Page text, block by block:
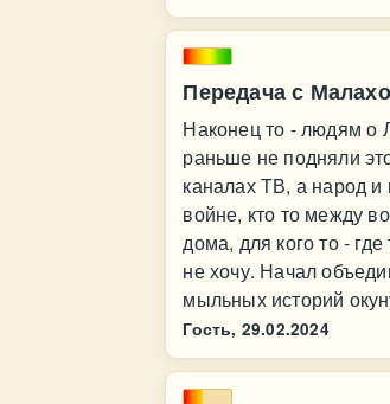
Передача с
Наконец то - людям о
раньше не подняли
каналах ТВ, а народ и
войне, кто то между
дома, для кого то -
не хочу. Начал
мыльных историй
Гость, 29.02.2024